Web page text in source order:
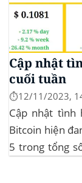
Cập nhật
cuối tuần
⏱️12/11/2023,
Cập nhật
Bitcoin hiện
5 trong tổng